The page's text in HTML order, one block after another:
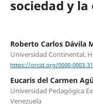
sociedad y
Roberto Carlos Dávila
Universidad Continental,
https://orcid.org/0000-0003-
Eucaris del Carmen
Universidad Pedagógica
Venezuela